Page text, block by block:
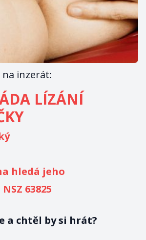
inzerát:
LÍZÁNÍ
hledá jeho
NSZ 63825
a chtěl by si hrát?